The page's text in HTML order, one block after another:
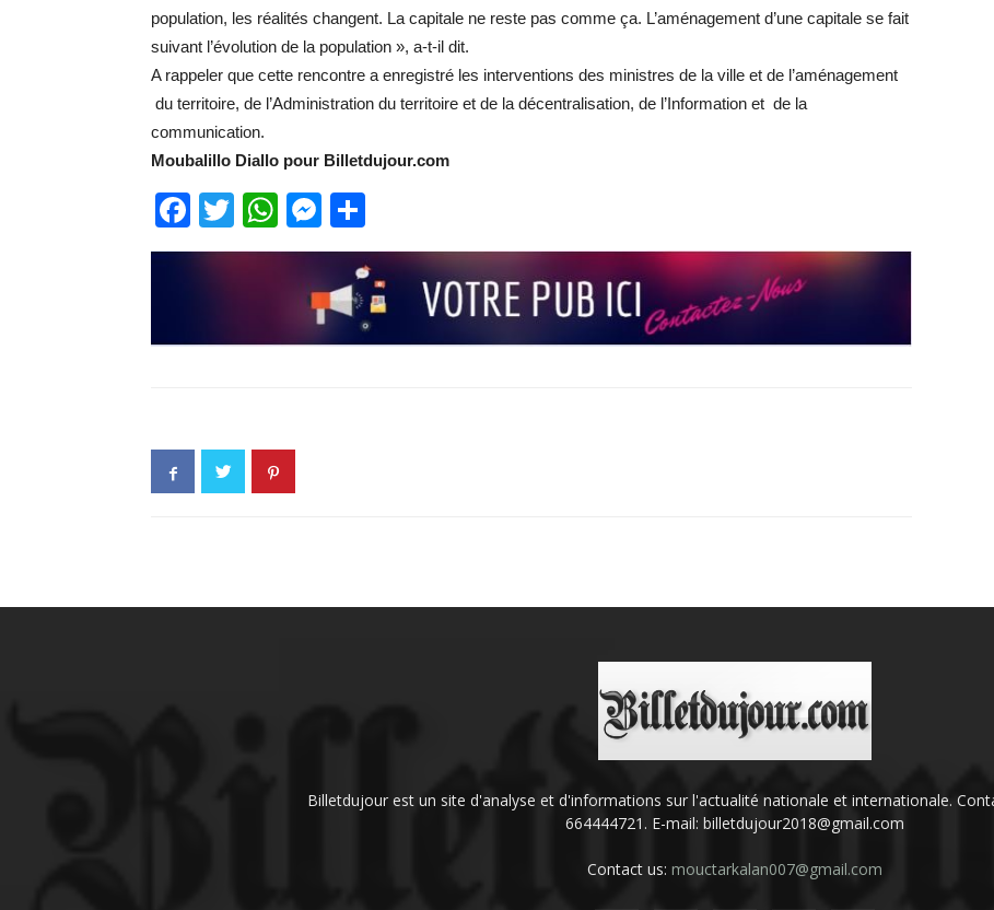
population, les réalités changent. La capitale ne reste pas comme ça. L’aménagement d’une capitale se fait
suivant l’évolution de la population », a-t-il dit.
A rappeler que cette rencontre a enregistré les interventions des ministres de la ville et de l’aménagement
du territoire, de l’Administration du territoire et de la décentralisation, de l’Information et de la
communication.
Moubalillo Diallo pour Billetdujour.com
Facebook
TwitterWhatsApp
Messenger
Billetdujour est un site d'analyse et d'informations sur l'actualité nationale et internationale.
664444721. E-mail: billetdujour2018@gmail.com
Contact us: mouctarkalan007@gmail.com